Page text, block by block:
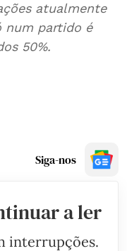
atualmente
num partido é
50%.
Siga-nos
a ler
interrupções.